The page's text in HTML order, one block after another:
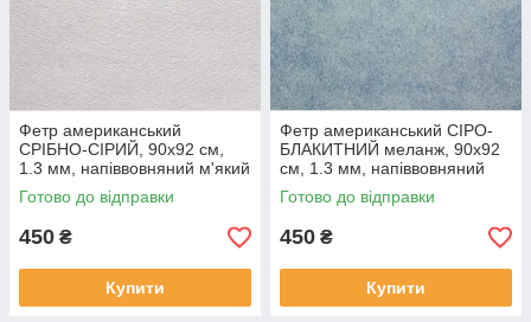
Фетр американський
СРІБНО-СІРИЙ, 90x92 см,
1.3 мм, напіввовняний м'який
Готово до відправки
450 ₴
Купити
Фетр американський СІРО-
БЛАКИТНИЙ меланж, 90x92
см, 1.3 мм, напіввовняний
м'який
Готово до відправки
450 ₴
Купити